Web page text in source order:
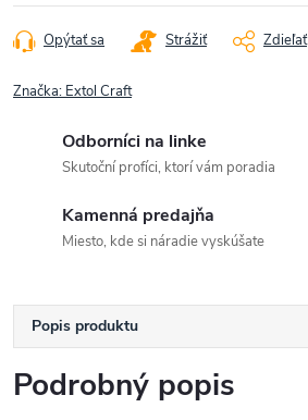
Opýtať sa Strážiť Zdieľať
Značka: Extol Craft
Odborníci na linke
Skutoční profíci, ktorí vám poradia
Kamenná predajňa
Miesto, kde si náradie vyskúšate
Popis produktu
Podrobný popis